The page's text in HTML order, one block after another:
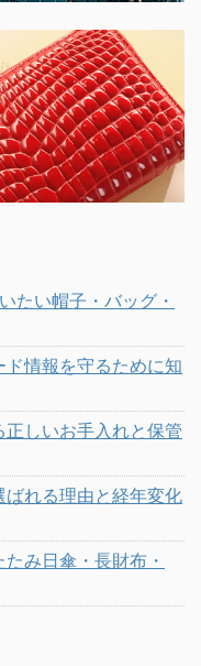
たい帽子・バッグ・
情報を守るために知
しいお手入れと保管
れる理由と経年変化
み日傘・長財布・